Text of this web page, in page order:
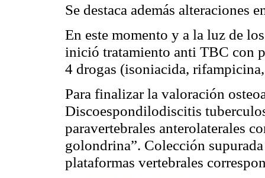
Se destaca además alteraciones
En este momento y a la luz de
inició tratamiento anti TBC con
4 drogas (isoniacida,
Para finalizar la valoración
Discoespondilodiscitis
paravertebrales anterolaterales
golondrina”. Colección
plataformas vertebrales